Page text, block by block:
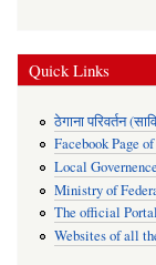
Quick Links
ठेगाना परिवर्तन
Facebook Page
Local
Ministry of
The official
Websites of all